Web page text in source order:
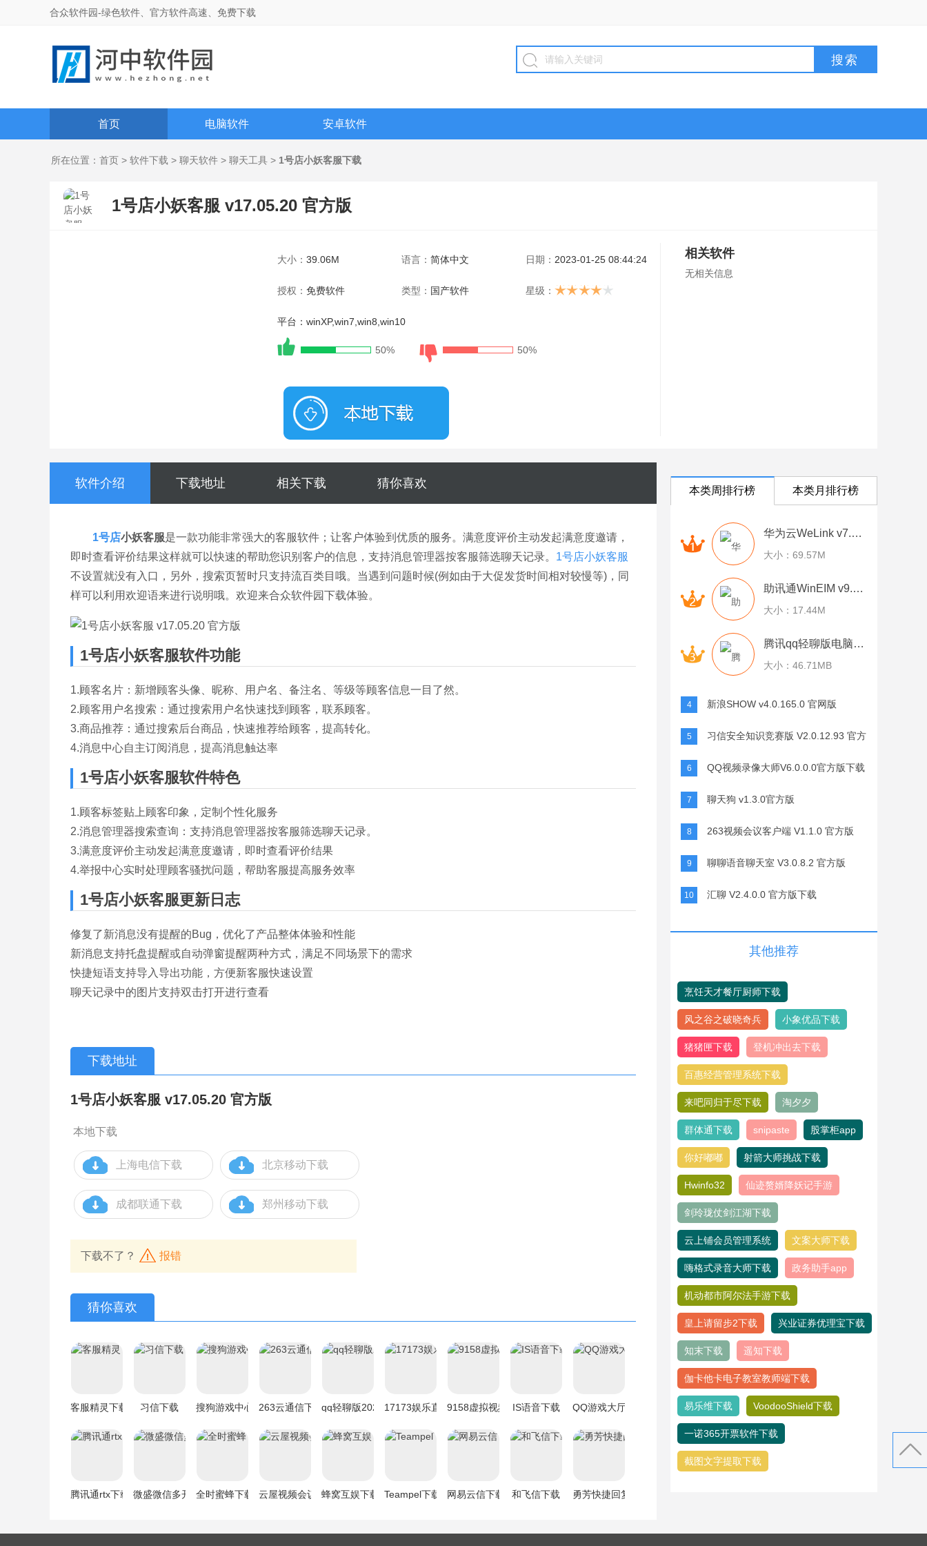
合众软件园-绿色软件、官方软件高速、免费下载
首页 电脑软件 安卓软件
所在位置： 首页 > 软件下载 > 聊天软件 > 聊天工具 > 1号店小妖客服下载
1号店小妖客服 v17.05.20 官方版
大小： 39.06M 语言： 简体中文 日期： 2023-01-25 08:44:24
授权： 免费软件 类型： 国产软件 星级：
平台：winXP,win7,win8,win10
50% 50%
相关软件
无相关信息
软件介绍 下载地址 相关下载 猜你喜欢
1号店小妖客服是一款功能非常强大的客服软件；让客户体验到优质的服务。满意度评价主动发起满意度邀请，
即时查看评价结果这样就可以快速的帮助您识别客户的信息，支持消息管理器按客服筛选聊天记录。 1号店小妖客服
不设置就没有入口，另外，搜索页暂时只支持流百类目哦。当遇到问题时候(例如由于大促发货时间相对较慢等)，同
样可以利用欢迎语来进行说明哦。欢迎来合众软件园下载体验。
1号店小妖客服软件功能
1.顾客名片：新增顾客头像、昵称、用户名、备注名、等级等顾客信息一目了然。
2.顾客用户名搜索：通过搜索用户名快速找到顾客，联系顾客。
3.商品推荐：通过搜索后台商品，快速推荐给顾客，提高转化。
4.消息中心自主订阅消息，提高消息触达率
1号店小妖客服软件特色
1.顾客标签贴上顾客印象，定制个性化服务
2.消息管理器搜索查询：支持消息管理器按客服筛选聊天记录。
3.满意度评价主动发起满意度邀请，即时查看评价结果
4.举报中心实时处理顾客骚扰问题，帮助客服提高服务效率
1号店小妖客服更新日志
修复了新消息没有提醒的Bug，优化了产品整体体验和性能
新消息支持托盘提醒或自动弹窗提醒两种方式，满足不同场景下的需求
快捷短语支持导入导出功能，方便新客服快速设置
聊天记录中的图片支持双击打开进行查看
下载地址
1号店小妖客服 v17.05.20 官方版
本地下载
上海电信下载 北京移动下载
成都联通下载 郑州移动下载
下载不了？ 报错
猜你喜欢
客服精灵下载 习信下载 搜狗游戏中心下载263云通信下载qq轻聊版2021下载17173娱乐直播下载9158虚拟视频下载IS语音下载 QQ游戏大厅下载
腾讯通rtx下载 微盛微信多开搜群加群下载
全时蜜蜂下载 云屋视频会议下载蜂窝互娱下载 Teampel下载 网易云信下载 和飞信下载 勇芳快捷回复下载
本类周排行榜 本类月排行榜
华为云WeLink v7.6.1 官方版
大小：69.57M
助讯通WinEIM v9.9.8.5 官方版
大小：17.44M
腾讯qq轻聊版电脑版 v7.9.14314.0 官方pc版
大小：46.71MB
4 新浪SHOW v4.0.165.0 官网版
5 习信安全知识竞赛版 V2.0.12.93 官方
版6 QQ视频录像大师V6.0.0.0官方版下载
7 聊天狗 v1.3.0官方版
8 263视频会议客户端 V1.1.0 官方版
9 聊聊语音聊天室 V3.0.8.2 官方版
10 汇聊 V2.4.0.0 官方版下载
其他推荐
烹饪天才餐厅厨师下载
风之谷之破晓奇兵 小象优品下载
猪猪匣下载 登机冲出去下载
百惠经营管理系统下载
来吧同归于尽下载 淘夕夕
群体通下载 snipaste 股掌柜app
你好嘟嘟 射箭大师挑战下载
Hwinfo32 仙迹赘婿降妖记手游
剑玲珑仗剑江湖下载
云上铺会员管理系统 文案大师下载
嗨格式录音大师下载 政务助手app
机动都市阿尔法手游下载
皇上请留步2下载 兴业证券优理宝下载
知末下载 遥知下载
伽卡他卡电子教室教师端下载
易乐维下载 VoodooShield下载
一诺365开票软件下载
截图文字提取下载